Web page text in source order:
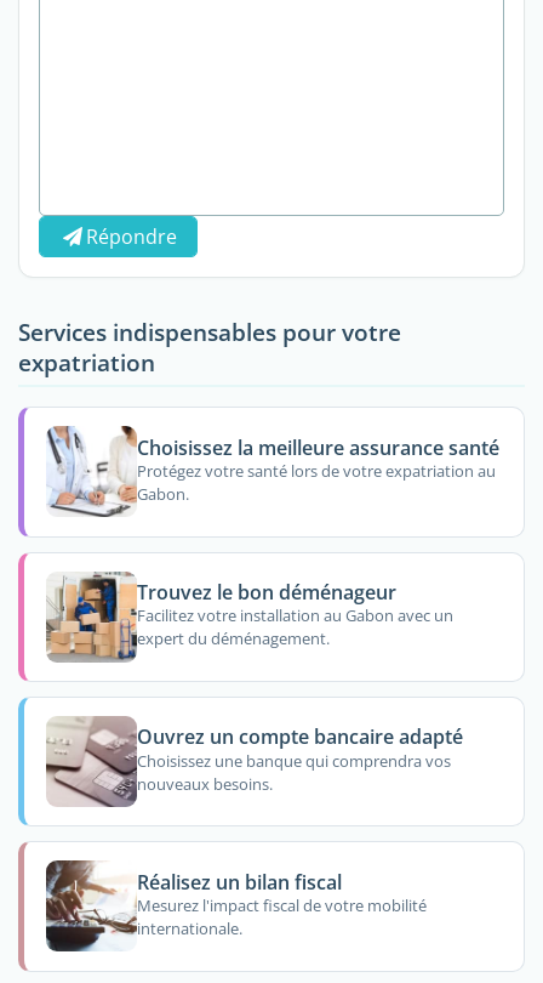
Répondre
Services indispensables pour votre
expatriation
Choisissez la meilleure assurance santé
Protégez votre santé lors de votre expatriation au
Gabon.
Trouvez le bon déménageur
Facilitez votre installation au Gabon avec un
expert du déménagement.
Ouvrez un compte bancaire adapté
Choisissez une banque qui comprendra vos
nouveaux besoins.
Réalisez un bilan fiscal
Mesurez l'impact fiscal de votre mobilité
internationale.